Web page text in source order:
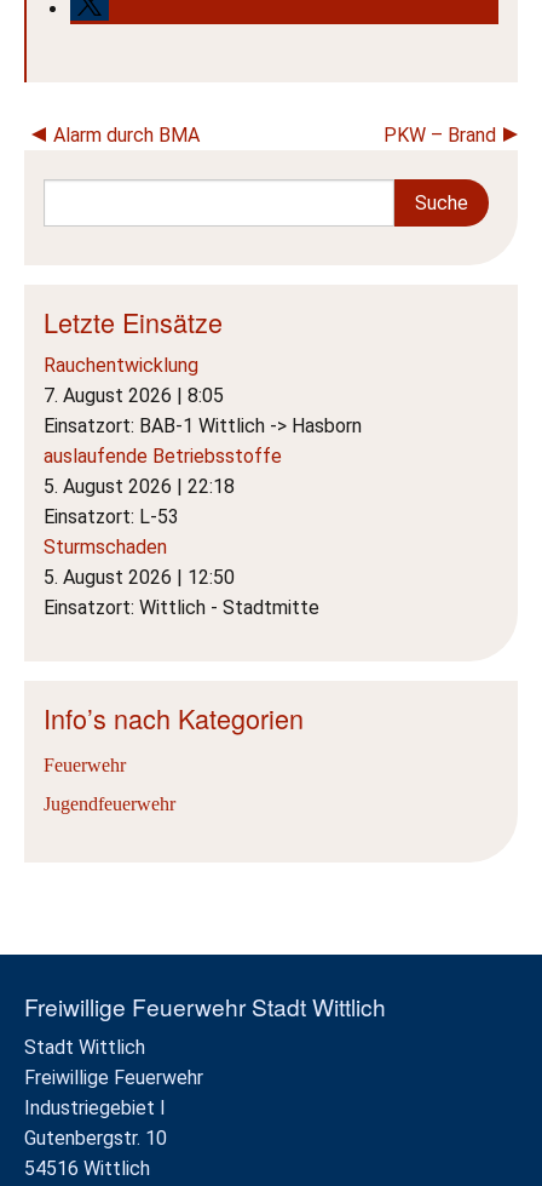
Beitragsnavigation
Alarm durch BMA PKW – Brand
Letzte Einsätze
Rauchentwicklung
7. August 2026 | 8:05
Einsatzort: BAB-1 Wittlich -> Hasborn
auslaufende Betriebsstoffe
5. August 2026 | 22:18
Einsatzort: L-53
Sturmschaden
5. August 2026 | 12:50
Einsatzort: Wittlich - Stadtmitte
Info’s nach Kategorien
Feuerwehr
Jugendfeuerwehr
Freiwillige Feuerwehr Stadt Wittlich
Stadt Wittlich
Freiwillige Feuerwehr
Industriegebiet I
Gutenbergstr. 10
54516 Wittlich